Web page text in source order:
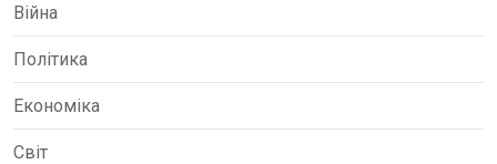
Війна
Політика
Економіка
Світ